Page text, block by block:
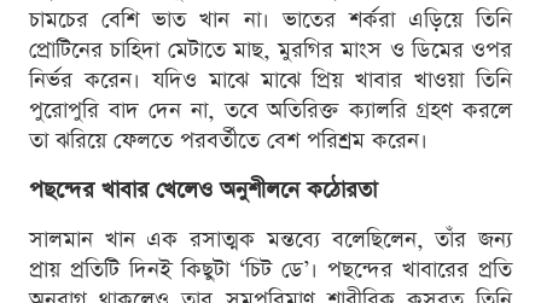
চামচের বেশি ভাত খান না। ভাতের শর্করা এড়িয়ে তিনি
প্রোটিনের চাহিদা মেটাতে মাছ, মুরগির মাংস ও ডিমের ওপর
নির্ভর করেন। যদিও মাঝে মাঝে প্রিয় খাবার খাওয়া তিনি
পুরোপুরি বাদ দেন না, তবে অতিরিক্ত ক্যালরি গ্রহণ করলে
তা ঝরিয়ে ফেলতে পরবর্তীতে বেশ পরিশ্রম করেন।
পছন্দের খাবার খেলেও অনুশীলনে কঠোরতা
সালমান খান এক রসাত্মক মন্তব্যে বলেছিলেন, তাঁর জন্য
প্রায় প্রতিটি দিনই কিছুটা ‘চিট ডে’। পছন্দের খাবারের প্রতি